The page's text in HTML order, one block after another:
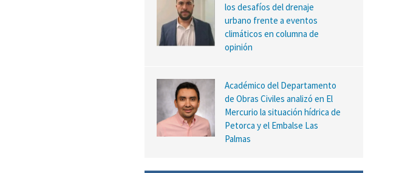
los desafíos del drenaje
urbano frente a eventos
climáticos en columna de
opinión
Académico del Departamento
de Obras Civiles analizó en El
Mercurio la situación hídrica de
Petorca y el Embalse Las
Palmas